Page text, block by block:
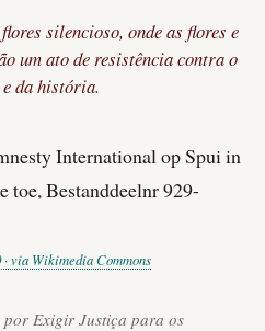
silencioso, onde as flores e
um ato de resistência contra o
da história.
via Wikimedia Commons
por Exigir Justiça para os